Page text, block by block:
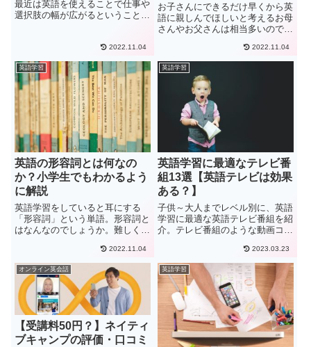
最近は英語を使えることで仕事や
選択肢の幅が広がるということで
ようと決心をした時、恐らく本屋
に行き英語の参考書コーナーに行
くケースが多いはずです。ここ
で...
2022.11.04
お子さんにできるだけ早くから英
語に親しんでほしいと考えるお母
さんやお父さんは相当多いのでは
いお子さんの初めての英語との出
会いにおすすめなのは英語の歌で
す。ダンスをしながら楽しく歌っ
ていると自然に英語の単語や表
2022.11.04
英語学習
英語の形容詞とは何なの
か？小学生でもわかるよう
に解説
英語学習をしていると耳にする
「形容詞」という単語。形容詞と
はなんなのでしょうか。難しく聞
ちピンとこない・・・。そんな疑
問に答えるため、ここでは形容詞
の役割や使い方を詳しくご紹介し
ていきます。形容詞とは名詞の特
徴...
2022.11.04
英語学習
英語学習に最適なテレビ番
組13選【英語テレビは効果
ある？】
子供～大人までレベル別に、英語
学習に最適な英語テレビ番組を紹
介。テレビ番組のような動画コン
あるという調査結果が出ているの
で、テレビでの英語学習は効果が
あります。今回はおすすめのテレ
ビ番組と学習方法も併せて紹介。
2023.03.23
オンライン英会話
【受講料50円？】ネイティ
ブキャンプの評価・口コミ
英語学習